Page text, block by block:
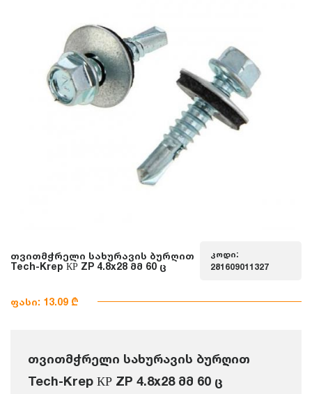
თვითმჭრელი სახურავის ბურღით
Tech-Krep КР ZP 4.8x28 მმ 60 ც
კოდი:
281609011327
ფასი: 13.09 ₾
თვითმჭრელი სახურავის ბურღით
Tech-Krep КР ZP 4.8x28 მმ 60 ც